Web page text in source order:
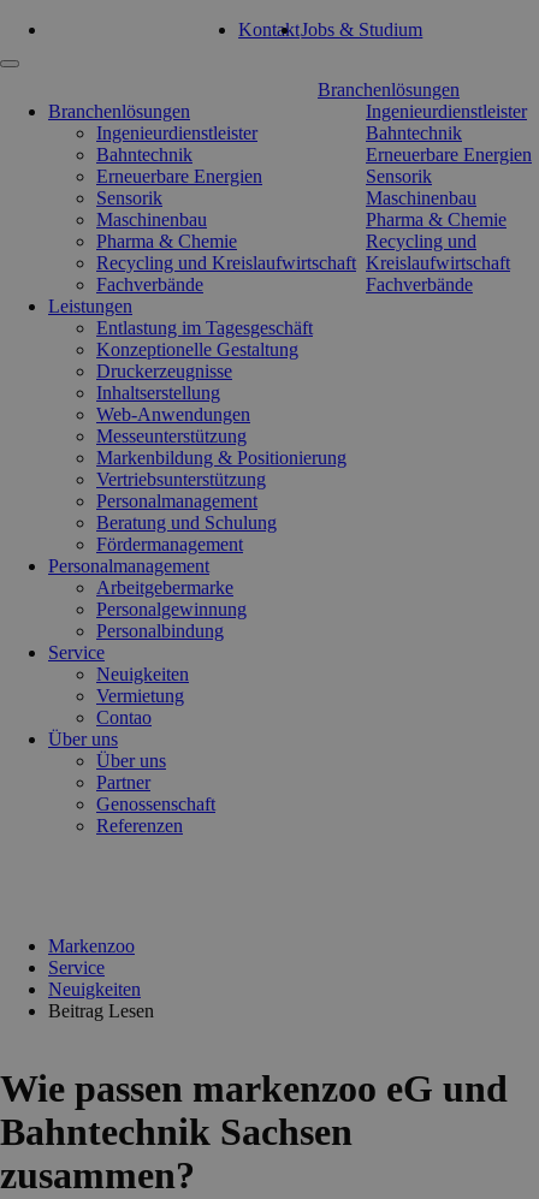
Tel: 0351 47 93 41 92 KontaktJobs & Studium
Navigation
Branchenlösungen
Ingenieurdienstleister
Bahntechnik
Erneuerbare Energien
Sensorik
Maschinenbau
Pharma & Chemie
Recycling und
Kreislaufwirtschaft
Fachverbände
Branchenlösungen
Ingenieurdienstleister
Bahntechnik
Erneuerbare Energien
Sensorik
Maschinenbau
Pharma & Chemie
Recycling und Kreislaufwirtschaft
Fachverbände
Leistungen
Entlastung im Tagesgeschäft
Konzeptionelle Gestaltung
Druckerzeugnisse
Inhaltserstellung
Web-Anwendungen
Messeunterstützung
Markenbildung & Positionierung
Vertriebsunterstützung
Personalmanagement
Beratung und Schulung
Fördermanagement
Personalmanagement
Arbeitgebermarke
Personalgewinnung
Personalbindung
Service
Neuigkeiten
Vermietung
Contao
Über uns
Über uns
Partner
Genossenschaft
Referenzen
Markenzoo
Service
Neuigkeiten
Beitrag Lesen
Wie passen markenzoo eG und
Bahntechnik Sachsen
zusammen?